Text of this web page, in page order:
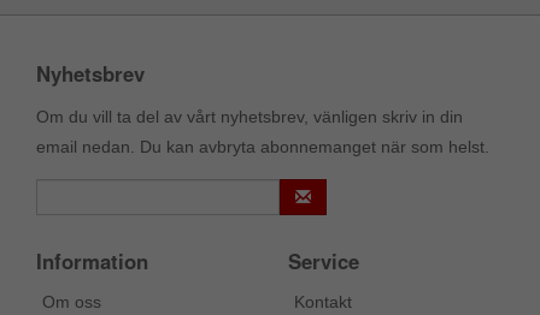
Nyhetsbrev
Om du vill ta del av vårt nyhetsbrev, vänligen skriv in din
email nedan. Du kan avbryta abonnemanget när som helst.
Information
Om oss
Service
Kontakt